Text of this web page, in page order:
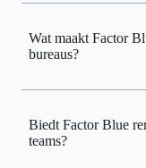
Wat maakt Factor
bureaus?
Biedt Factor Blue
teams?